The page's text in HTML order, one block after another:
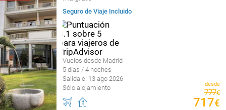
Seguro de Viaje Incluido
Vuelos desde Madrid
5 días / 4 noches
Salida el 13 ago 2026
Sólo alojamiento
desde
777€
717€